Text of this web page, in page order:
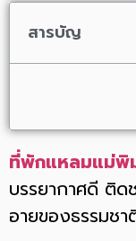
สารบัญ
ที่พักแหลมแม่พิ
บรรยากาศดี ติด
อายของธรรมช